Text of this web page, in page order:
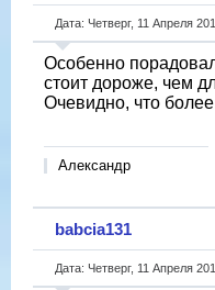
Дата: Четверг, 11 Апреля
Особенно
стоит дороже, чем
Очевидно, что
Александр
babcia131
Дата: Четверг, 11 Апреля